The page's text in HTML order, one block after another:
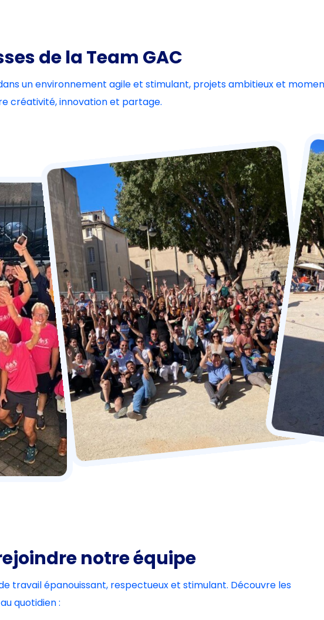
de la Team GAC
dans un environnement agile et stimulant, projets ambitieux et
créativité, innovation et partage.
notre équipe
travail épanouissant, respectueux et stimulant. Découvre les
quotidien :